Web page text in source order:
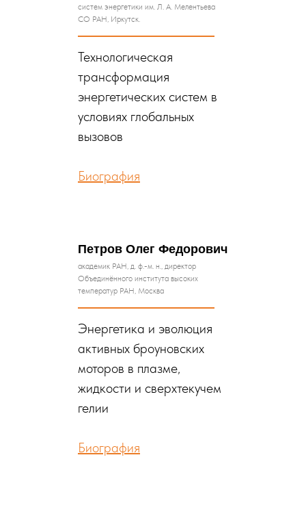
систем энергетики им. Л. А. Мелентьева
СО РАН, Иркутск.
Технологическая
трансформация
энергетических систем в
условиях глобальных
вызовов
Биография
Петров Олег Федорович
академик РАН, д. ф.-м. н., директор
Объединённого института высоких
температур РАН, Москва
Энергетика и эволюция
активных броуновских
моторов в плазме,
жидкости и сверхтекучем
гелии
Биография